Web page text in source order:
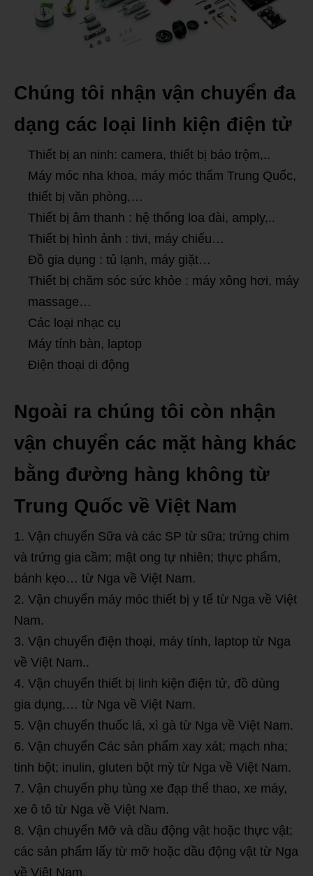
Chúng tôi nhận vận chuyển đa
dạng các loại linh kiện điện tử
Thiết bị an ninh: camera, thiết bị báo trộm,..
Máy móc nha khoa, máy móc thẩm Trung Quốc,
thiết bị văn phòng,…
Thiết bị âm thanh : hệ thống loa đài, amply,..
Thiết bị hình ảnh : tivi, máy chiếu…
Đồ gia dụng : tủ lạnh, máy giặt…
Thiết bị chăm sóc sức khỏe : máy xông hơi, máy
massage…
Các loại nhạc cụ
Máy tính bàn, laptop
Điện thoại di động
Ngoài ra chúng tôi còn nhận
vận chuyển các mặt hàng khác
bằng đường hàng không từ
Trung Quốc về Việt Nam
Vận chuyển Sữa và các SP từ sữa; trứng chim
và trứng gia cầm; mật ong tự nhiên; thực phẩm,
bánh kẹo… từ Nga về Việt Nam.
Vận chuyển máy móc thiết bị y tế từ Nga về Việt
Nam.
Vận chuyển điện thoại, máy tính, laptop từ Nga
về Việt Nam..
Vận chuyển thiết bị linh kiện điện tử, đồ dùng
gia dụng,… từ Nga về Việt Nam.
Vận chuyển thuốc lá, xì gà từ Nga về Việt Nam.
Vận chuyển Các sản phẩm xay xát; mạch nha;
tinh bột; inulin, gluten bột mỳ từ Nga về Việt Nam.
Vận chuyển phụ tùng xe đạp thể thao, xe máy,
xe ô tô từ Nga về Việt Nam.
Vận chuyển Mỡ và dầu động vật hoặc thực vật;
các sản phẩm lấy từ mỡ hoặc dầu động vật từ Nga
về Việt Nam.